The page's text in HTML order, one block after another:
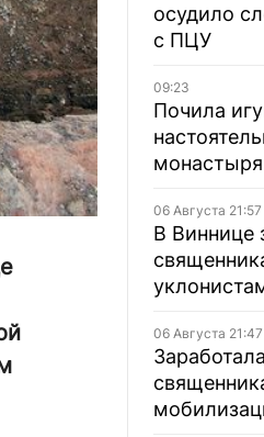
осудило
с ПЦУ
09:23
Почила
монастыря
06 Августа 21:57
В Виннице
06 Августа 21:47